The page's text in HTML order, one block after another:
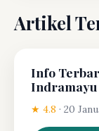
Artikel
Info
Indramayu
★ 4.8 · 20